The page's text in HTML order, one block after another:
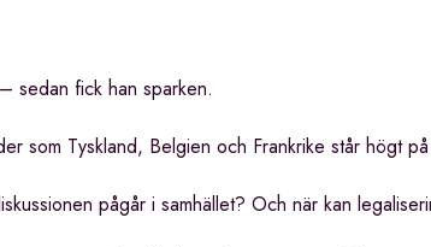
sedan fick han sparken.
som Tyskland, Belgien och Frankrike står högt
pågår i samhället? Och när kan